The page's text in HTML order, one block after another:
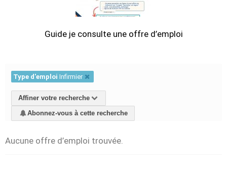
Guide je consulte une offre d’emploi
Type d'emploi Infirmier
Affiner votre recherche
Abonnez-vous à cette recherche
Aucune offre d’emploi trouvée.